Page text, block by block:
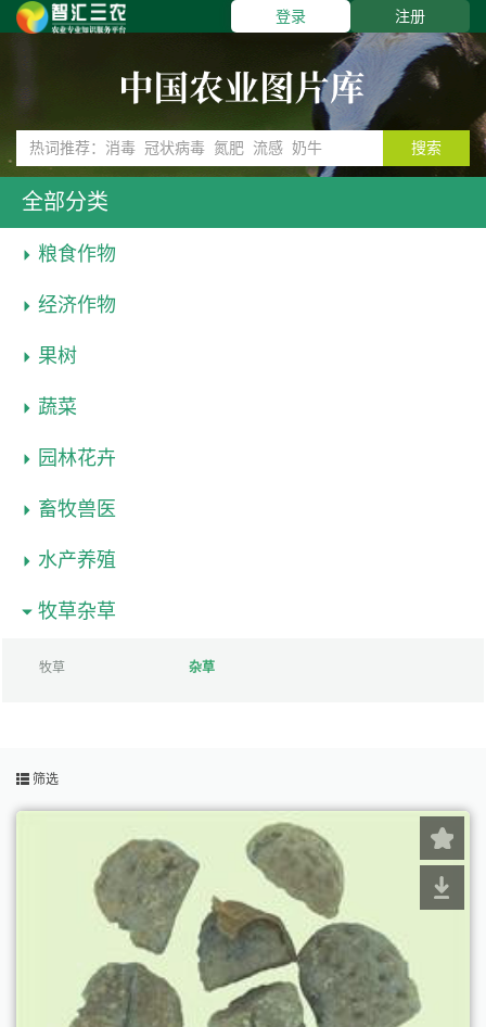
登录 注册
搜索
全部分类
粮食作物
经济作物
果树
蔬菜
园林花卉
畜牧兽医
水产养殖
牧草杂草
牧草 杂草
筛选